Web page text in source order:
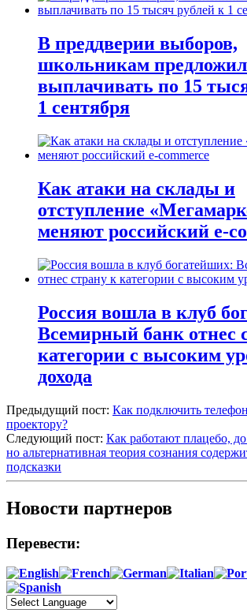
В преддверии выборов,
школьникам
выплачивать по 15
1 сентября
Как атаки на склады и
отступление
меняют российский e-
Россия вошла в клуб
Всемирный банк отнес
категории с высоким
дохода
Предыдущий пост: Как подключить
проектору?
Следующий пост: Как работают плацебо,
но альтернативная теория сознания
подсказки
Новости партнеров
Перевести: